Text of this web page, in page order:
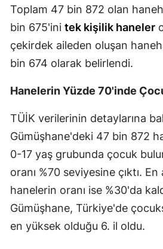
Muş
Toplam 47 bin 872 olan
bin 675'ini tek kişilik haneler
çekirdek aileden oluşan
bin 674 olarak belirlendi.
Hanelerin Yüzde 70'inde
TÜİK verilerinin detaylarına
Gümüşhane'deki 47 bin 872
0-17 yaş grubunda çocuk
oranı %70 seviyesine çıktı.
hanelerin oranı ise %30'da
Gümüşhane, Türkiye'de
en yüksek olduğu 6. il oldu.